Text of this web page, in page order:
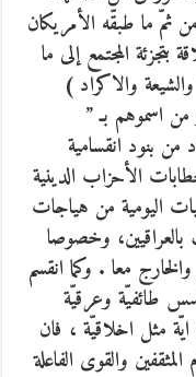
ما طبقّه الأمريكان
المجتمع إلى ما
والاكراد )
من اسموهم بـ ”
بنود انقسامية
الأحزاب الدينية
اليومية من هياجات
وخصوصا
معا . وكما انقسم
طائفيّة وعرقيّة
مثل اخلاقيّة ، فان
والقوى الفاعلة